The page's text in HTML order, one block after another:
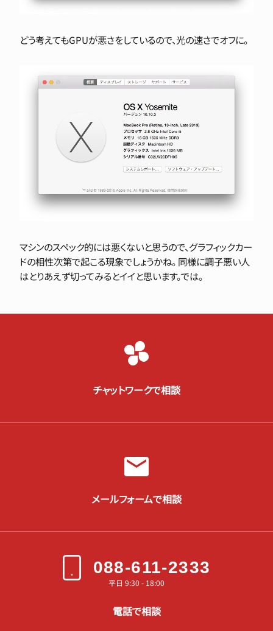
どう考えてもGPUが悪さをしているので、光の速さでオフに。
マシンのスペック的には悪くないと思うので、グラフィックカー
ドの相性次第で起こる現象でしょうかね。 同様に調子悪い人
はとりあえず切ってみるとイイと思います。では。
チャットワークで相談
メールフォームで相談
088-611-2333
平日 9:30 - 18:00
電話で相談